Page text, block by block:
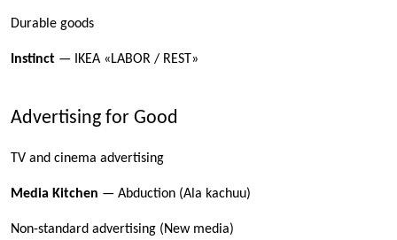
Durable goods
Instinct — IKEA «LABOR / REST»
Advertising for Good
TV and cinema advertising
Media Kitchen — Abduction (Ala kachuu)
Non-standard advertising (New media)